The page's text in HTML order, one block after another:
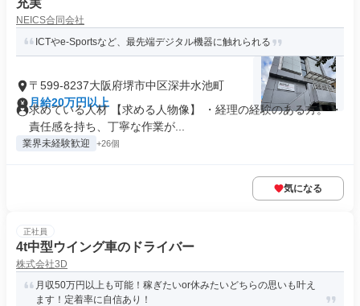
充実
NEICS合同会社
ICTやe-Sportsなど、最先端デジタル機器に触れられる
〒599-8237大阪府堺市中区深井水池町
月給20万円以上
求めている人材 【求める人物像】 ・経理の経験のある方。 ・
責任感を持ち、丁寧な作業が...
業界未経験歓迎 +26個
気になる
正社員
4t中型ウイング車のドライバー
株式会社3D
月収50万円以上も可能！稼ぎたいor休みたいどちらの思いも叶え
ます！定着率に自信あり！